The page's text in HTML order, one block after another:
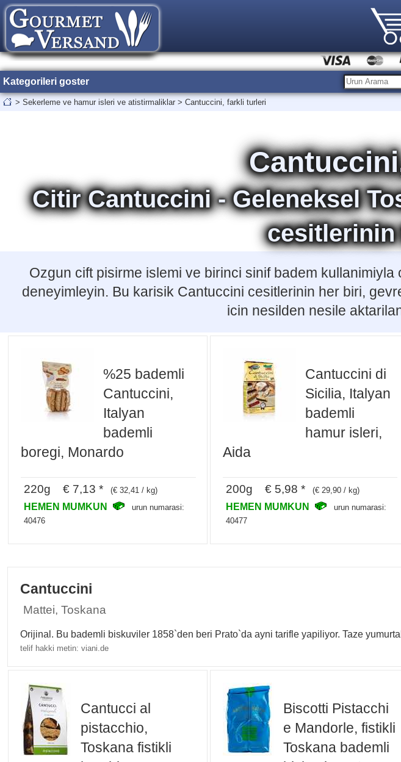
Kategorileri goster
> Sekerleme ve hamur isleri ve atistirmaliklar > Cantuccini, farkli turleri
Citir Cantuccini - Geleneksel
Ozgun cift pisirme islemi ve birinci sinif badem
deneyimleyin. Bu karisik Cantuccini cesitlerinin her biri,
icin nesilden nesile
%25 bademli
Cantuccini,
Italyan
bademli
boregi, Monardo
220g € 7,13 * (€ 32,41 / kg)
HEMEN MUMKUN
urun numarasi:
40476
Cantuccini di
Sicilia, Italyan
bademli
hamur isleri,
Aida
200g € 5,98 * (€ 29,90 / kg)
HEMEN MUMKUN
urun numarasi:
40477
Cantuccini
Mattei, Toskana
Orijinal. Bu bademli biskuviler 1858`den beri Prato`da ayni tarifle yapiliyor. Taze
telif hakki metin: viani.de
Cantucci al
pistacchio,
Toskana fistikli
Biscotti Pistacchi
e Mandorle, fistikli
Toskana bademli